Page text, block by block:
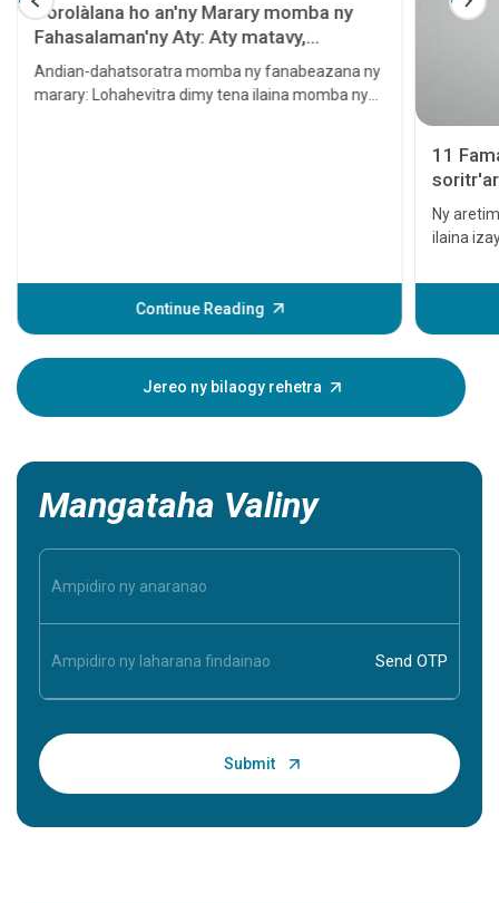
Torolàlana ho an'ny Marary momba ny
Fahasalaman'ny Aty: Aty matavy,
Hepatita, Sirôzy, Famindrana Aty ary
Homamiadan'ny Aty
Andian-dahatsoratra momba ny fanabeazana ny
marary: Lohahevitra dimy tena ilaina momba ny
Continue Reading
11
Ny
ilaina
raha tsy
aretim-
dia
voaro,
Jereo ny bilaogy rehetra
Mangataha Valiny